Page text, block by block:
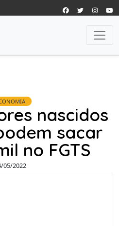
nascidos
sacar
no FGTS
05/2022